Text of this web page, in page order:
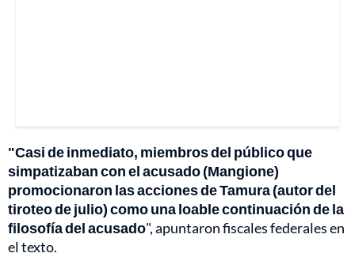
"Casi de inmediato, miembros del público que
simpatizaban con el acusado (Mangione)
promocionaron las acciones de Tamura (autor del
tiroteo de julio) como una loable continuación de la
filosofía del acusado", apuntaron fiscales federales en
el texto.